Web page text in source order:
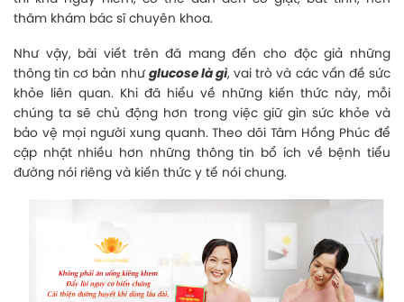
thăm khám bác sĩ chuyên khoa.
Như vậy, bài viết trên đã mang đến cho độc giả những
thông tin cơ bản như glucose là gì, vai trò và các vấn đề sức
khỏe liên quan. Khi đã hiểu về những kiến thức này, mỗi
chúng ta sẽ chủ động hơn trong việc giữ gìn sức khỏe và
bảo vệ mọi người xung quanh. Theo dõi Tâm Hồng Phúc để
cập nhật nhiều hơn những thông tin bổ ích về bệnh tiểu
đường nói riêng và kiến thức y tế nói chung.